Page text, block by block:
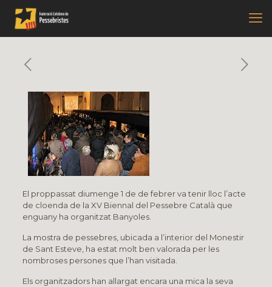
El proppassat diumenge 1 de de febrer va tenir lloc l’acte
de cloenda de la XV Biennal del Pessebre Català que
enguany ha organitzat Banyoles.
La mostra de pessebres, ubicada a l’interior del Monestir
de Sant Esteve, ha estat molt ben valorada per les
nombroses persones que l’han visitada.
Els organitzadors han allargat encara una mica la seva